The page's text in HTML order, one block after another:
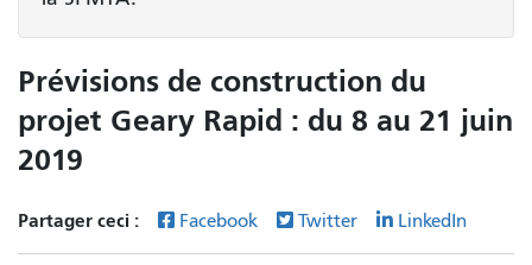
Prévisions de construction du
projet Geary Rapid : du 8 au 21 juin
2019
Partager ceci : Facebook Twitter LinkedIn